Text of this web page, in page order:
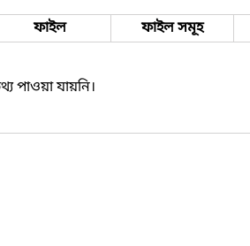
ফাইল ফাইল সমূহ
পাওয়া যায়নি।